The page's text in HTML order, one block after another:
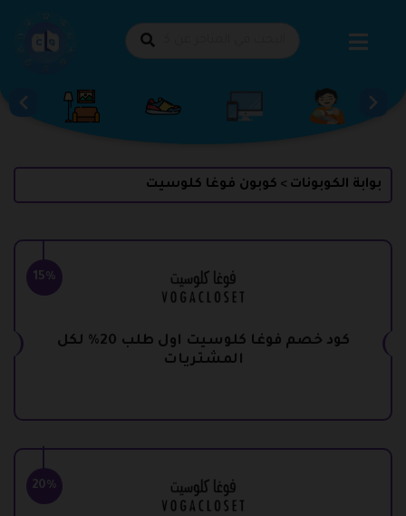
بوابة الكوبونات > كوبون فوغا كلوسيت
15%
كود خصم فوغا كلوسيت اول طلب 20% لكل
المشتريات
20%